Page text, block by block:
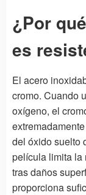
¿Por
es
El acero
cromo. Cuando
oxígeno, el
del óxido suelto
película limita la
tras daños
proporciona